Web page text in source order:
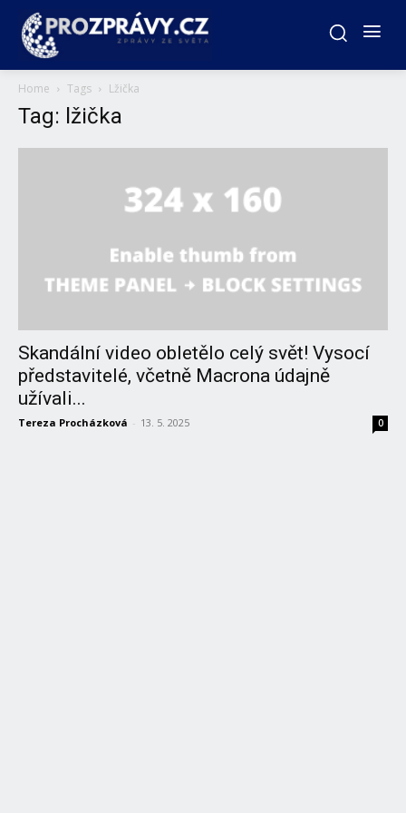
Home Tags Lžička
Tag: lžička
Skandální video obletělo celý svět! Vysocí
představitelé, včetně Macrona údajně
užívali...
Tereza Procházková - 13. 5. 2025 0